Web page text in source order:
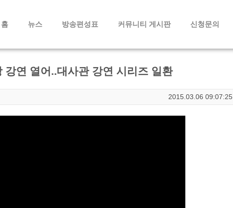
홈 뉴스 방송편성표 커뮤니티 게시판 신청문의
연 열어..대사관 강연 시리즈 일환
2015.03.06 09:07:25